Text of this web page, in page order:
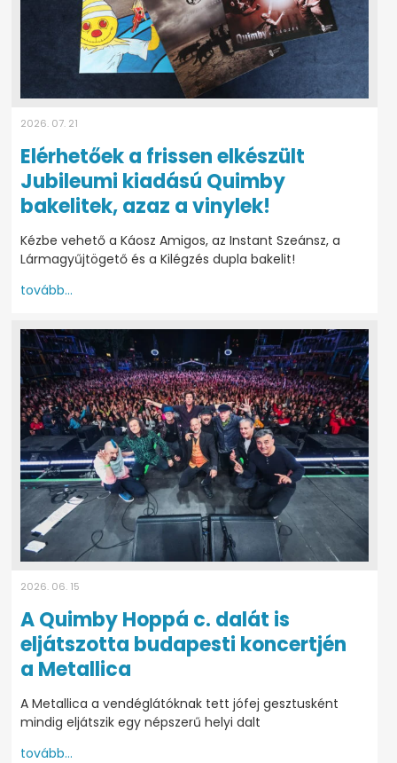
2026. 07. 21
Elérhetőek a frissen elkészült
Jubileumi kiadású Quimby
bakelitek, azaz a vinylek!
Kézbe vehető a Káosz Amigos, az Instant Szeánsz, a
Lármagyűjtögető és a Kilégzés dupla bakelit!
tovább...
2026. 06. 15
A Quimby Hoppá c. dalát is
eljátszotta budapesti koncertjén
a Metallica
A Metallica a vendéglátóknak tett jófej gesztusként
mindig eljátszik egy népszerű helyi dalt
tovább...